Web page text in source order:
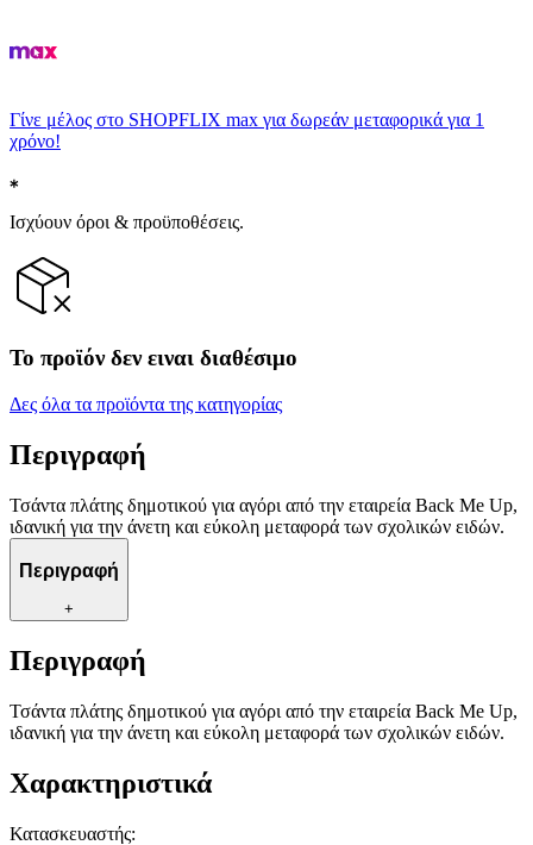
Γίνε μέλος στο SHOPFLIX max για δωρεάν μεταφορικά για 1
χρόνο!
Ισχύουν όροι & προϋποθέσεις.
Το προϊόν δεν ειναι διαθέσιμο
Δες όλα τα προϊόντα της κατηγορίας
Περιγραφή
Τσάντα πλάτης δημοτικού για αγόρι από την εταιρεία Back Me Up,
ιδανική για την άνετη και εύκολη μεταφορά των σχολικών ειδών.
Περιγραφή
+
Περιγραφή
Τσάντα πλάτης δημοτικού για αγόρι από την εταιρεία Back Me Up,
ιδανική για την άνετη και εύκολη μεταφορά των σχολικών ειδών.
Χαρακτηριστικά
Κατασκευαστής: